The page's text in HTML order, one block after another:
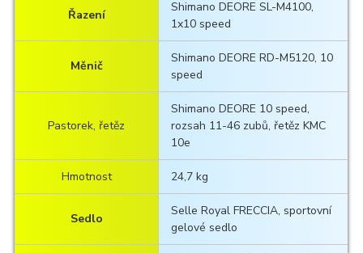
Řazení
Shimano DEORE SL-M4100,
1x10 speed
Měnič
Shimano DEORE RD-M5120, 10
speed
Pastorek, řetěz
Shimano DEORE 10 speed,
rozsah 11-46 zubů, řetěz KMC
10e
Hmotnost 24,7 kg
Sedlo
Selle Royal FRECCIA, sportovní
gelové sedlo